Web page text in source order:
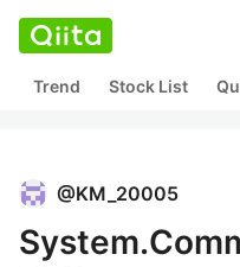
Trend Stock List
@KM_20005